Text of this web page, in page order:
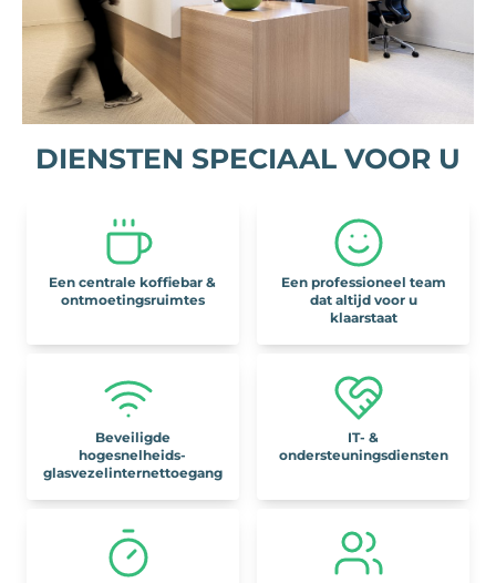
DIENSTEN SPECIAAL VOOR U
Een centrale koffiebar &
ontmoetingsruimtes
Een professioneel team
dat altijd voor u
klaarstaat
Beveiligde
hogesnelheids-
glasvezelinternettoegang
IT- &
ondersteuningsdiensten